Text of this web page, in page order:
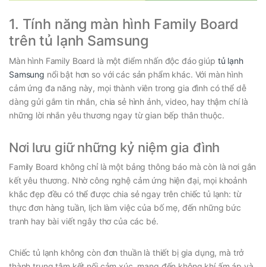
1. Tính năng màn hình Family Board
trên tủ lạnh Samsung
Màn hình Family Board là một điểm nhấn độc đáo giúp tủ lạnh
Samsung nổi bật hơn so với các sản phẩm khác. Với màn hình
cảm ứng đa năng này, mọi thành viên trong gia đình có thể dễ
dàng gửi gắm tin nhắn, chia sẻ hình ảnh, video, hay thậm chí là
những lời nhắn yêu thương ngay từ gian bếp thân thuộc.
Nơi lưu giữ những kỷ niệm gia đình
Family Board không chỉ là một bảng thông báo mà còn là nơi gắn
kết yêu thương. Nhờ công nghệ cảm ứng hiện đại, mọi khoảnh
khắc đẹp đều có thể được chia sẻ ngay trên chiếc tủ lạnh: từ
thực đơn hàng tuần, lịch làm việc của bố mẹ, đến những bức
tranh hay bài viết ngây thơ của các bé.
Chiếc tủ lạnh không còn đơn thuần là thiết bị gia dụng, mà trở